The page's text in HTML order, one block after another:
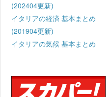
(202404更新)
イタリアの経済 基本まとめ
(201904更新)
イタリアの気候 基本まとめ